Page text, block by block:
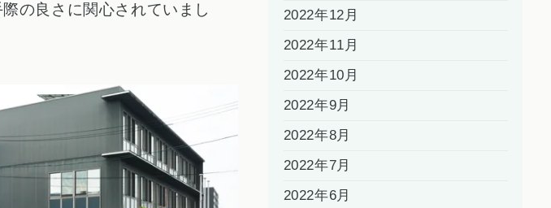
の良さに関心されていまし
2022年12月
2022年11月
2022年10月
2022年9月
2022年8月
2022年7月
2022年6月